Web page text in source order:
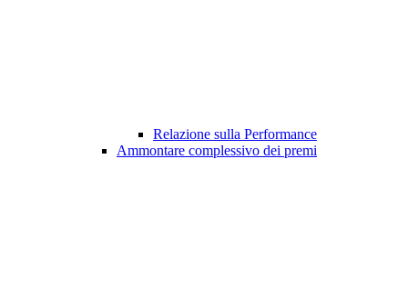
Relazione sulla Performance
Ammontare complessivo dei premi